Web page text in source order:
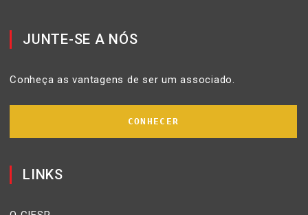
JUNTE-SE A NÓS
Conheça as vantagens de ser um associado.
CONHECER
LINKS